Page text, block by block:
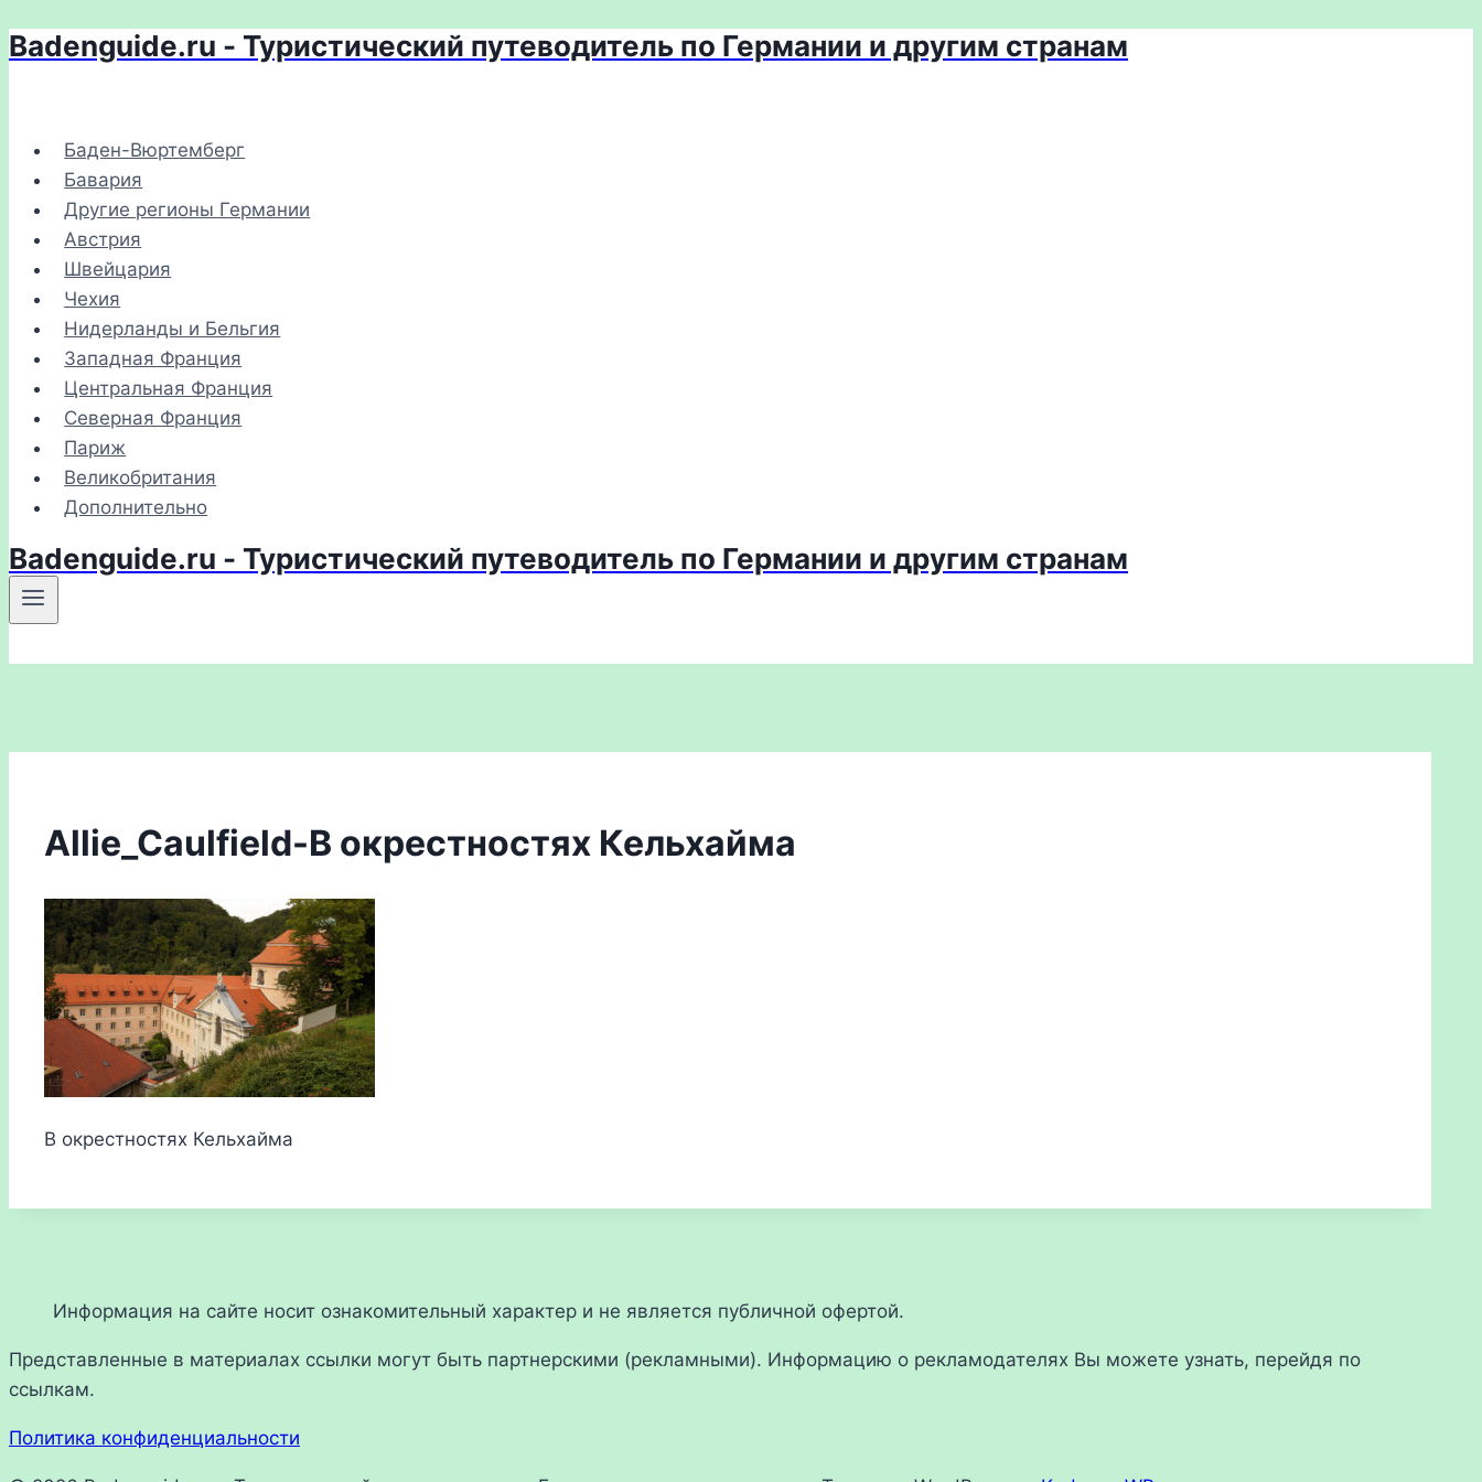
Перейти
Badenguide.ru - Туристический путеводитель по Германии и другим странам
Баден-Вюртемберг
Бавария
Другие регионы Германии
Австрия
Швейцария
Чехия
Нидерланды и Бельгия
Западная Франция
Центральная Франция
Северная Франция
Париж
Великобритания
Дополнительно
Badenguide.ru - Туристический путеводитель по Германии и другим странам
Allie_Caulfield-В окрестностях Кельхайма
В окрестностях Кельхайма
Информация на сайте носит ознакомительный характер и не является публичной офертой.
Представленные в материалах ссылки могут быть партнерскими (рекламными). Информацию о рекламодателях Вы можете узнать, перейдя по
ссылкам.
Политика конфиденциальности